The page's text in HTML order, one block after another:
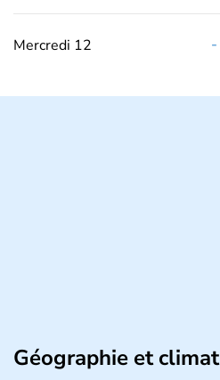
Mercredi 12 -
Géographie et climat